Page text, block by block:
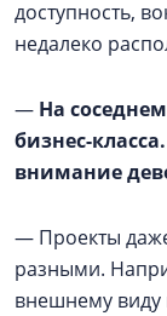
доступность,
недалеко
— На
бизнес-
внимание
— Проекты
разными.
внешнему виду